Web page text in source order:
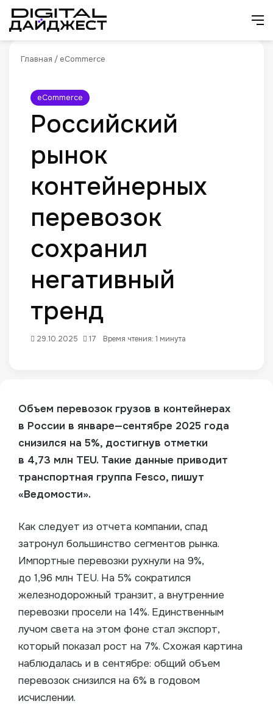
Главная / eCommerce
eCommerce
Российский
рынок
контейнерных
перевозок
сохранил
негативный
тренд
29.10.2025 17 Время чтения: 1 минута
Объем перевозок грузов в контейнерах
в России в январе—сентябре 2025 года
снизился на 5%, достигнув отметки
в 4,73 млн TEU. Такие данные приводит
транспортная группа Fesco, пишут
«Ведомости».
Как следует из отчета компании, спад
затронул большинство сегментов рынка.
Импортные перевозки рухнули на 9%,
до 1,96 млн TEU. На 5% сократился
железнодорожный транзит, а внутренние
перевозки просели на 14%. Единственным
лучом света на этом фоне стал экспорт,
который показал рост на 7%. Схожая картина
наблюдалась и в сентябре: общий объем
перевозок снизился на 6% в годовом
исчислении.